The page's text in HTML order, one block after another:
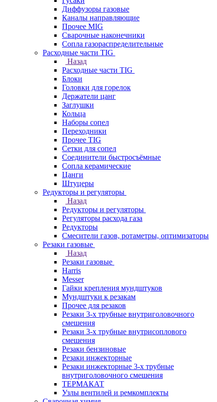
Диффузоры газовые
Каналы направляющие
Прочее MIG
Сварочные наконечники
Сопла газораспределительные
Расходные части TIG
Назад
Расходные части TIG
Блоки
Головки для горелок
Держатели цанг
Заглушки
Кольца
Наборы сопел
Переходники
Прочее TIG
Сетки для сопел
Соединители быстросъёмные
Сопла керамические
Цанги
Штуцеры
Редукторы и регуляторы
Назад
Редукторы и регуляторы
Регуляторы расхода газа
Редукторы
Смесители газов, ротаметры, оптимизаторы
Резаки газовые
Назад
Резаки газовые
Harris
Messer
Гайки крепления мундштуков
Мундштуки к резакам
Прочее для резаков
Резаки 3-х трубные внутриголовочного
смешения
Резаки 3-х трубные внутрисоплового
смешения
Резаки бензиновые
Резаки инжекторные
Резаки инжекторные 3-х трубные
внутриголовочного смешения
ТЕРМАКАТ
Узлы вентилей и ремкомплекты